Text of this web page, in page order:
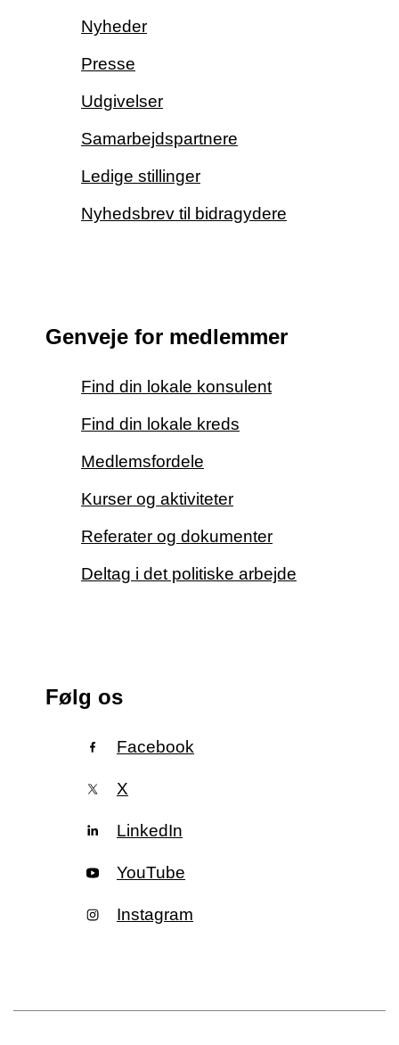
Nyheder
Presse
Udgivelser
Samarbejdspartnere
Ledige stillinger
Nyhedsbrev til bidragydere
Genveje for medlemmer
Find din lokale konsulent
Find din lokale kreds
Medlemsfordele
Kurser og aktiviteter
Referater og dokumenter
Deltag i det politiske arbejde
Følg os
Facebook
X
LinkedIn
YouTube
Instagram